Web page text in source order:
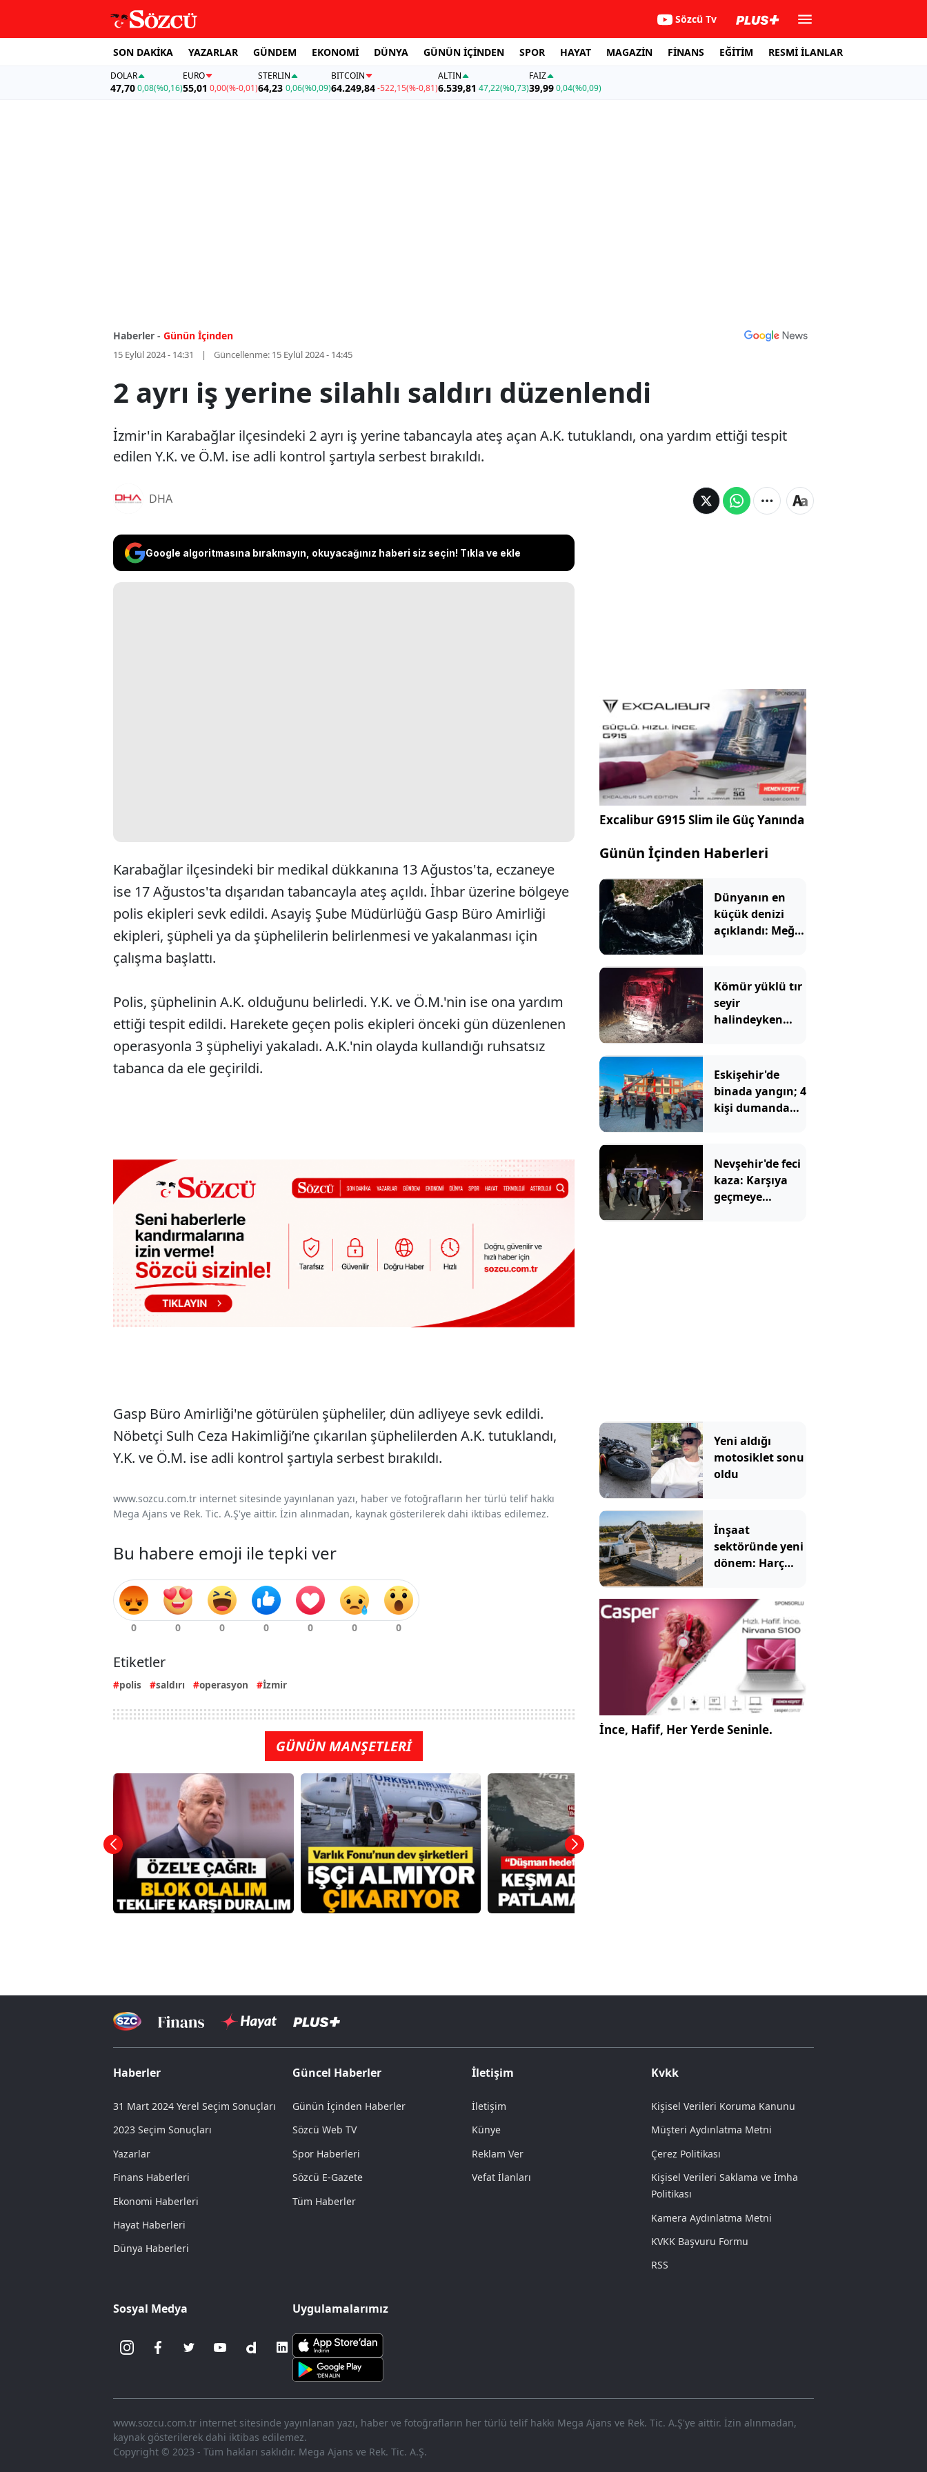
Sözcü Tv
SON DAKİKA YAZARLAR GÜNDEM EKONOMİ DÜNYA GÜNÜN İÇİNDEN SPOR HAYAT MAGAZİN FİNANS EĞİTİM RESMİ İLANLAR
DOLAR
47,700,08(%0,16)
EURO
55,01 0,00(%-0,01)
STERLIN
64,23 0,06(%0,09)
BITCOIN
64.249,84-522,15(%-0,81)
ALTIN
6.539,81 47,22(%0,73)
FAİZ
39,990,04(%0,09)
Haberler - Günün İçinden
15 Eylül 2024 - 14:31 Güncellenme: 15 Eylül 2024 - 14:45
2 ayrı iş yerine silahlı saldırı düzenlendi
İzmir'in Karabağlar ilçesindeki 2 ayrı iş yerine tabancayla ateş açan A.K. tutuklandı, ona yardım ettiği tespit
edilen Y.K. ve Ö.M. ise adli kontrol şartıyla serbest bırakıldı.
DHA
Google algoritmasına bırakmayın, okuyacağınız haberi siz seçin! Tıkla ve ekle
Karabağlar ilçesindeki bir medikal dükkanına 13 Ağustos'ta, eczaneye
ise 17 Ağustos'ta dışarıdan tabancayla ateş açıldı. İhbar üzerine bölgeye
polis ekipleri sevk edildi. Asayiş Şube Müdürlüğü Gasp Büro Amirliği
ekipleri, şüpheli ya da şüphelilerin belirlenmesi ve yakalanması için
çalışma başlattı.
Polis, şüphelinin A.K. olduğunu belirledi. Y.K. ve Ö.M.'nin ise ona yardım
ettiği tespit edildi. Harekete geçen polis ekipleri önceki gün düzenlenen
operasyonla 3 şüpheliyi yakaladı. A.K.'nin olayda kullandığı ruhsatsız
tabanca da ele geçirildi.
Gasp Büro Amirliği'ne götürülen şüpheliler, dün adliyeye sevk edildi.
Nöbetçi Sulh Ceza Hakimliği’ne çıkarılan şüphelilerden A.K. tutuklandı,
Y.K. ve Ö.M. ise adli kontrol şartıyla serbest bırakıldı.
www.sozcu.com.tr internet sitesinde yayınlanan yazı, haber ve fotoğrafların her türlü telif hakkı
Mega Ajans ve Rek. Tic. A.Ş'ye aittir. İzin alınmadan, kaynak gösterilerek dahi iktibas edilemez.
Bu habere emoji ile tepki ver
Etiketler
polis saldırı operasyon İzmir
GÜNÜN MANŞETLERİ
Excalibur G915 Slim ile Güç Yanında
Günün İçinden Haberleri
Dünyanın en
küçük denizi
açıklandı: Meğer
Kömür yüklü tır
seyir
halindeyken
Eskişehir'de
binada yangın; 4
kişi dumandan
Nevşehir'de feci
kaza: Karşıya
geçmeye
Yeni aldığı
motosiklet sonu
oldu
İnşaat
sektöründe yeni
dönem: Harç
blokları tek tek
diziyor
İnce, Hafif, Her Yerde Seninle.
Haberler
31 Mart 2024 Yerel Seçim Sonuçları
2023 Seçim Sonuçları
Yazarlar
Finans Haberleri
Ekonomi Haberleri
Hayat Haberleri
Dünya Haberleri
Güncel Haberler
Günün İçinden Haberler
Sözcü Web TV
Spor Haberleri
Sözcü E-Gazete
Tüm Haberler
İletişim
İletişim
Künye
Reklam Ver
Vefat İlanları
Kvkk
Kişisel Verileri Koruma Kanunu
Müşteri Aydınlatma Metni
Çerez Politikası
Kişisel Verileri Saklama ve İmha
Politikası
Kamera Aydınlatma Metni
KVKK Başvuru Formu
RSS
Sosyal Medya Uygulamalarımız
www.sozcu.com.tr internet sitesinde yayınlanan yazı, haber ve fotoğrafların her türlü telif hakkı Mega Ajans ve Rek. Tic. A.Ş'ye aittir. İzin alınmadan,
kaynak gösterilerek dahi iktibas edilemez.
Copyright © 2023 - Tüm hakları saklıdır. Mega Ajans ve Rek. Tic. A.Ş.